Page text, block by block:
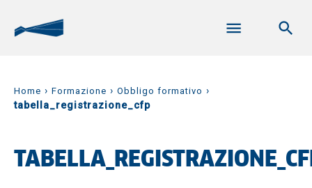
Home › Formazione › Obbligo formativo ›
tabella_registrazione_cfp